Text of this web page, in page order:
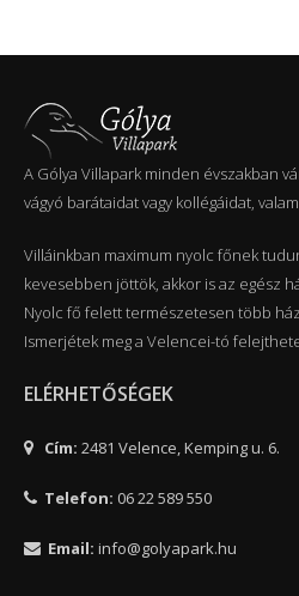
A Gólya Villapark minden évszakban
vágyó barátaidat vagy kollégáidat,
Villáinkban maximum nyolc főnek
kevesebben jöttök, akkor is az egész
Nyolc fő felett természetesen több
Ismerjétek meg a Velencei-tó
ELÉRHETŐSÉGEK
Cím: 2481 Velence, Kemping u. 6.
Telefon: 06 22 589 550
Email: info@golyapark.hu